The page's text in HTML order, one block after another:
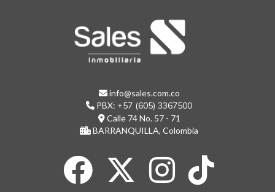
info@sales.com.co
PBX: +57 (605) 3367500
Calle 74 No. 57 - 71
BARRANQUILLA, Colombia